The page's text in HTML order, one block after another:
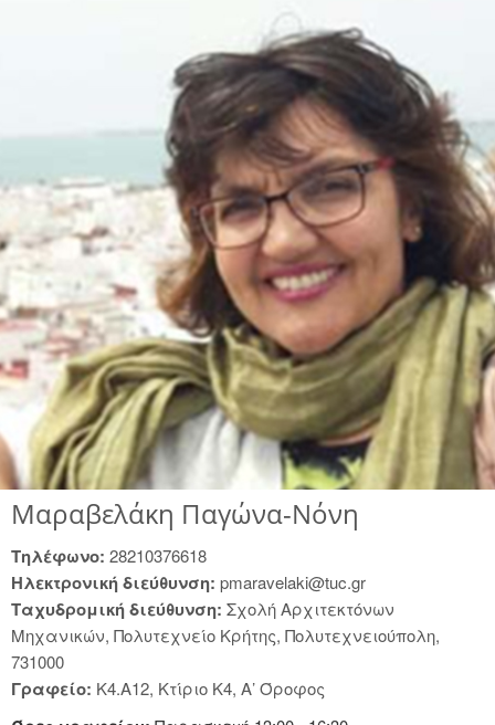
Μαραβελάκη Παγώνα-Νόνη
Tηλέφωνο: 28210376618
Hλεκτρονική διεύθυνση: pmaravelaki@tuc.gr
Tαχυδρομική διεύθυνση: Σχολή Αρχιτεκτόνων
Μηχανικών, Πολυτεχνείο Κρήτης, Πολυτεχνειούπολη,
731000
Γραφείο: Κ4.Α12, Κτίριο Κ4, Α’ Όροφος